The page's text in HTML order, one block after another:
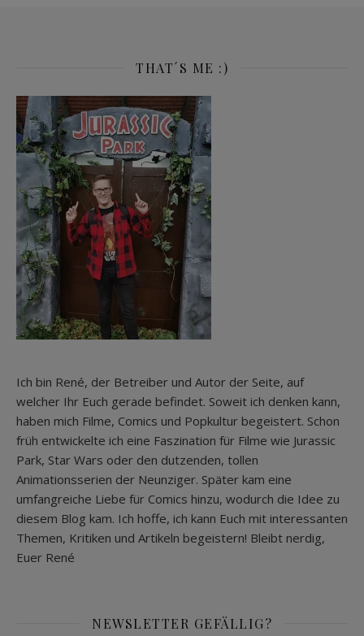
THAT´S ME :)
Ich bin René, der Betreiber und Autor der Seite, auf
welcher Ihr Euch gerade befindet. Soweit ich denken kann,
haben mich Filme, Comics und Popkultur begeistert. Schon
früh entwickelte ich eine Faszination für Filme wie Jurassic
Park, Star Wars oder den dutzenden, tollen
Animationsserien der Neunziger. Später kam eine
umfangreiche Liebe für Comics hinzu, wodurch die Idee zu
diesem Blog kam. Ich hoffe, ich kann Euch mit interessanten
Themen, Kritiken und Artikeln begeistern! Bleibt nerdig,
Euer René
NEWSLETTER GEFÄLLIG?